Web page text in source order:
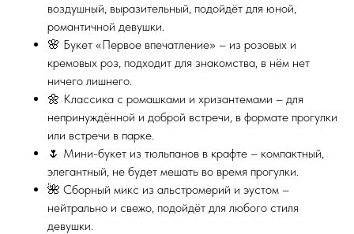
воздушный, выразительный, подойдёт для юной,
романтичной девушки.
🌸 Букет «Первое впечатление» – из розовых и
кремовых роз, подходит для знакомства, в нём нет
ничего лишнего.
🌼 Классика с ромашками и хризантемами – для
непринуждённой и доброй встречи, в формате прогулки
или встречи в парке.
🌷 Мини-букет из тюльпанов в крафте – компактный,
элегантный, не будет мешать во время прогулки.
🌺 Сборный микс из альстромерий и эустом –
нейтрально и свежо, подойдёт для любого стиля
девушки.